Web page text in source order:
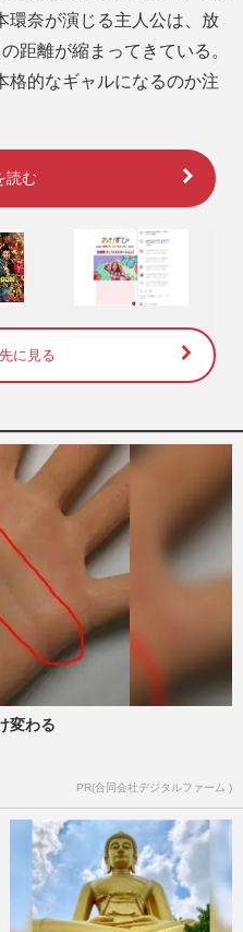
環奈が演じる主人公は、放
距離が縮まってきている。
格的なギャルになるのか注
読む
に見る
変わる
PR(合同会社デジタルファーム )